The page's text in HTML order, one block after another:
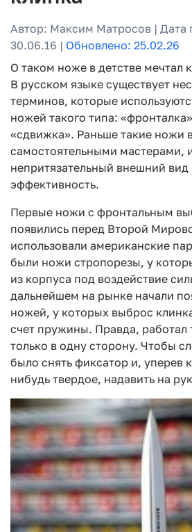
Автор: Максим Матросов | Дата
30.06.16 | Обновлено: 25.02.26
О таком ноже в детстве мечтал
В русском языке существует
терминов, которые
ножей такого типа:
«сдвижка». Раньше такие ножи
самостоятельными мастерами,
непритязательный внешний
эффективность.
Первые ножи с фронтальным
появились перед Второй
использовали американские
были ножи стропорезы, у
из корпуса под воздействие
дальнейшем на рынке начали
ножей, у которых выброс
счет пружины. Правда, работал
только в одну сторону. Чтобы
было снять фиксатор и, уперев
нибудь твердое, надавить на